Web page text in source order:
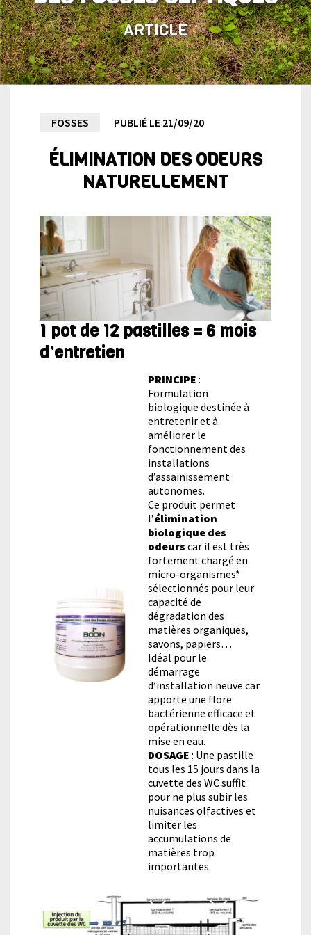
ARTICLE
Entretien
biologique
fosses
septiques
FOSSES PUBLIÉ LE 21/09/20
ÉLIMINATION DES ODEURS
NATURELLEMENT
1 pot de 12 pastilles = 6 mois
d’entretien
PRINCIPE :
Formulation
biologique destinée à
entretenir et à
améliorer le
fonctionnement des
installations
d’assainissement
autonomes.
Ce produit permet
l’élimination
biologique des
odeurs car il est très
fortement chargé en
micro-organismes*
sélectionnés pour leur
capacité de
dégradation des
matières organiques,
savons, papiers…
Idéal pour le
démarrage
d’installation neuve car
apporte une flore
bactérienne efficace et
opérationnelle dès la
mise en eau.
DOSAGE : Une pastille
tous les 15 jours dans la
cuvette des WC suffit
pour ne plus subir les
nuisances olfactives et
limiter les
accumulations de
matières trop
importantes.